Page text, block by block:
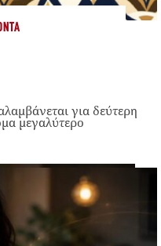
για δεύτερη
μεγαλύτερο